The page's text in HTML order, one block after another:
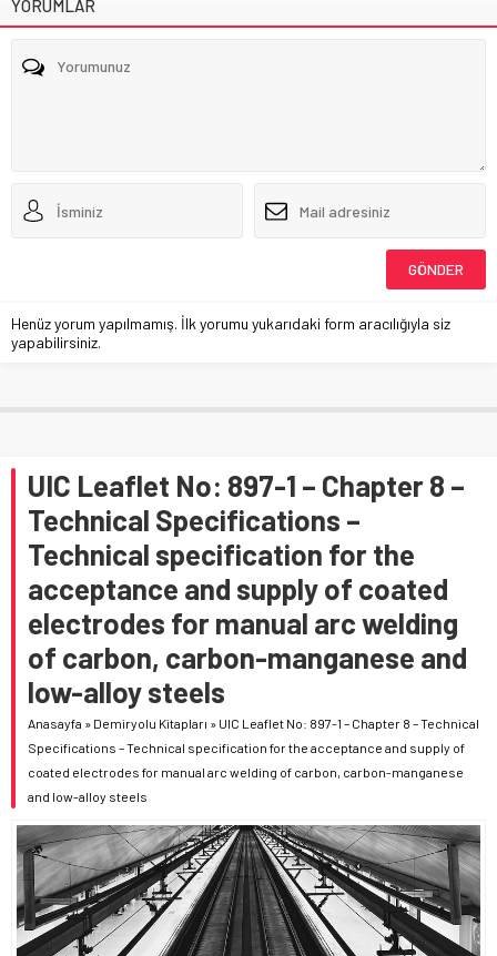
YORUMLAR
Henüz yorum yapılmamış. İlk yorumu yukarıdaki form aracılığıyla siz
yapabilirsiniz.
UIC Leaflet No: 897-1 – Chapter 8 –
Technical Specifications –
Technical specification for the
acceptance and supply of coated
electrodes for manual arc welding
of carbon, carbon-manganese and
low-alloy steels
Anasayfa » Demiryolu Kitapları » UIC Leaflet No: 897-1 – Chapter 8 – Technical
Specifications – Technical specification for the acceptance and supply of
coated electrodes for manual arc welding of carbon, carbon-manganese
and low-alloy steels